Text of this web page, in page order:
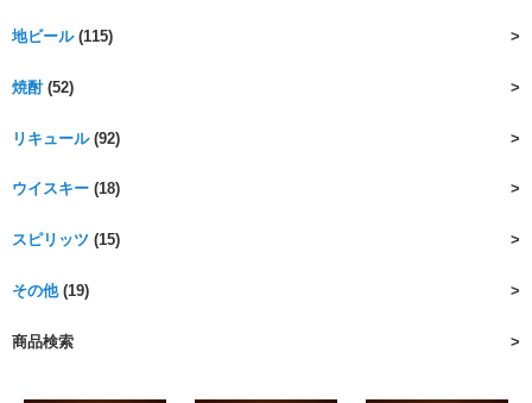
地ビール(115)
焼酎(52)
リキュール(92)
ウイスキー (18)
スピリッツ (15)
その他(19)
商品検索